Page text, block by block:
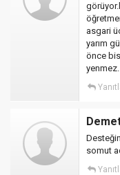
asgari
yarım
önce
yenmez.
somut